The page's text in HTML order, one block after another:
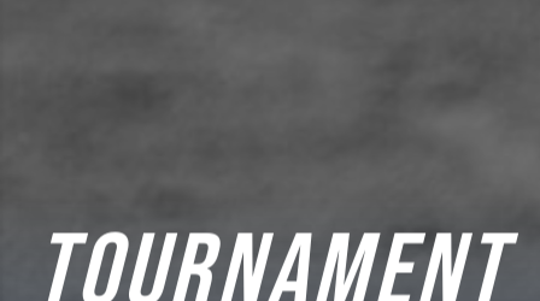
TOURNAMENT